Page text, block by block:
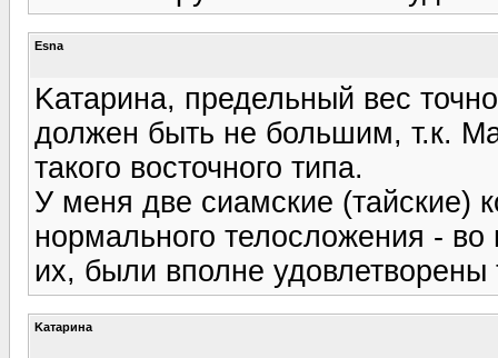
Esna
Kатарина, предельный вес
должен быть не большим, т.к.
такого восточного типа.
У меня две сиамские (тайские)
нормального телосложения -
иx, были вполне удовлетворены
Kатарина